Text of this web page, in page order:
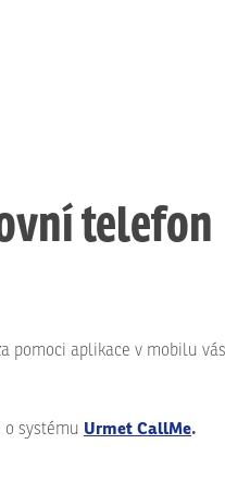
telefon
pomoci aplikace v mobilu vás
systému UrmetCallMe.